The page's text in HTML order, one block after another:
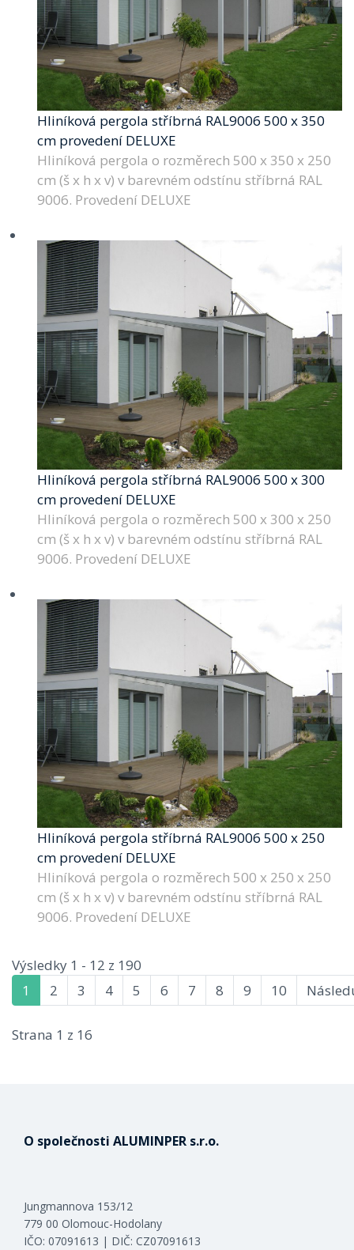
Hliníková pergola stříbrná RAL9006 500 x 350
cm provedení DELUXE
Hliníková pergola o rozměrech 500 x 350 x 250
cm (š x h x v) v barevném odstínu stříbrná RAL
9006. Provedení DELUXE
Hliníková pergola stříbrná RAL9006 500 x 300
cm provedení DELUXE
Hliníková pergola o rozměrech 500 x 300 x 250
cm (š x h x v) v barevném odstínu stříbrná RAL
9006. Provedení DELUXE
Hliníková pergola stříbrná RAL9006 500 x 250
cm provedení DELUXE
Hliníková pergola o rozměrech 500 x 250 x 250
cm (š x h x v) v barevném odstínu stříbrná RAL
9006. Provedení DELUXE
Výsledky 1 - 12 z 190
1
2 3 4 5 6 7 8 9 10
Strana 1 z 16
O společnosti ALUMINPER s.r.o.
Jungmannova 153/12
779 00 Olomouc-Hodolany
IČO: 07091613 | DIČ: CZ07091613